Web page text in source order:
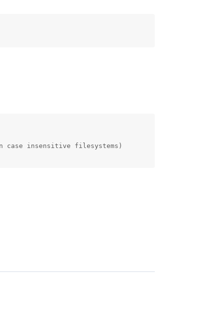
case insensitive filesystems)